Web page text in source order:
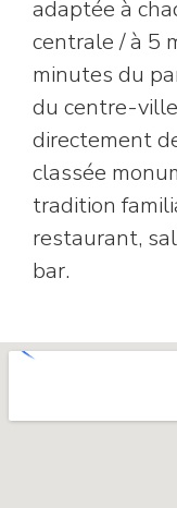
adaptée à
centrale / à 5
minutes du
du centre-
directement
classée
tradition
restaurant,
bar.